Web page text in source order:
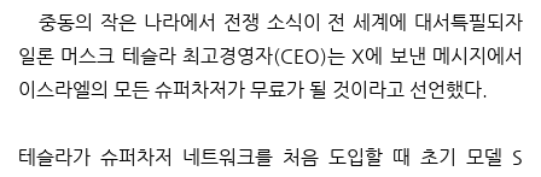
중동의 작은 나라에서 전쟁 소식이 전 세계에 대서특필되자
일론 머스크 테슬라 최고경영자(CEO)는 X에 보낸 메시지에서
이스라엘의 모든 슈퍼차저가 무료가 될 것이라고 선언했다.
테슬라가 슈퍼차저 네트워크를 처음 도입할 때 초기 모델 S